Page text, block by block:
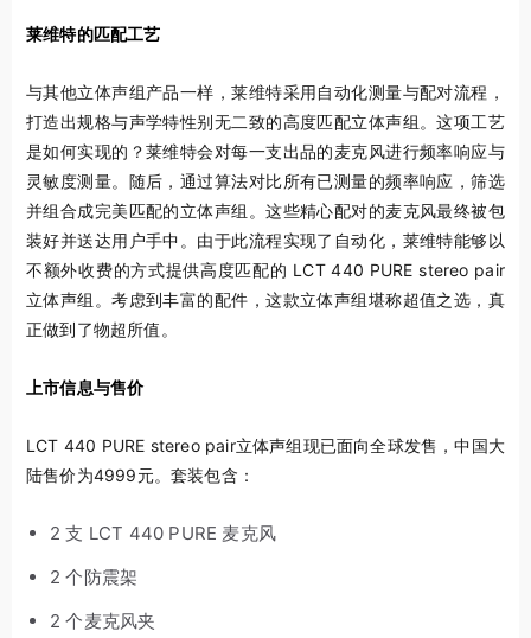
莱维特的匹配工艺
与其他立体声组产品一样，莱维特采用自动化测量与配对流程，
打造出规格与声学特性别无二致的高度匹配立体声组。这项工艺
是如何实现的？莱维特会对每一支出品的麦克风进行频率响应与
灵敏度测量。随后，通过算法对比所有已测量的频率响应，筛选
并组合成完美匹配的立体声组。这些精心配对的麦克风最终被包
装好并送达用户手中。由于此流程实现了自动化，莱维特能够以
不额外收费的方式提供高度匹配的 LCT 440 PURE stereo pair
立体声组。考虑到丰富的配件，这款立体声组堪称超值之选，真
正做到了物超所值。
上市信息与售价
LCT 440 PURE stereo pair立体声组现已面向全球发售，中国大
陆售价为4999元。套装包含：
2 支 LCT 440 PURE 麦克风
2 个防震架
2 个麦克风夹